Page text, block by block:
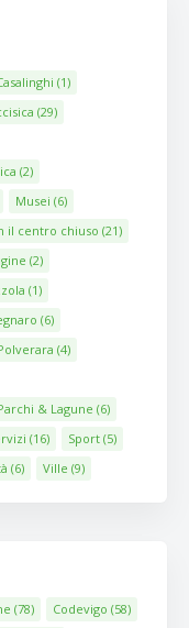
(1)
(29)
(2)
Musei (6)
il centro chiuso (21)
(2)
(1)
(6)
(4)
& Lagune (6)
(16) Sport (5)
(6) Ville (9)
(78) Codevigo (58)